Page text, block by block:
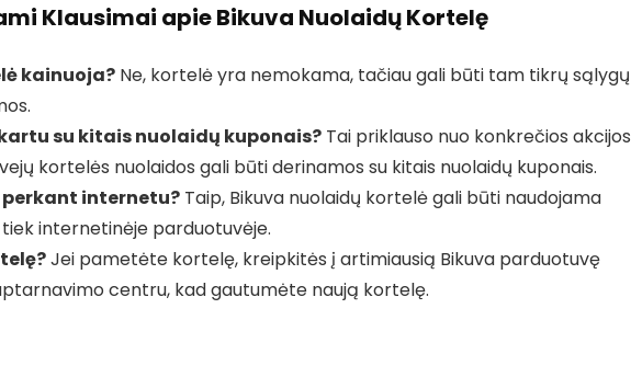
Klausimai apie Bikuva Nuolaidų Kortelę
kainuoja? Ne, kortelė yra nemokama, tačiau gali būti tam tikrų sąlygų
su kitais nuolaidų kuponais? Tai priklauso nuo konkrečios akcijos
kortelės nuolaidos gali būti derinamos su kitais nuolaidų kuponais.
internetu? Taip, Bikuva nuolaidų kortelė gali būti naudojama
internetinėje parduotuvėje.
Jei pametėte kortelę, kreipkitės į artimiausią Bikuva parduotuvę
centru, kad gautumėte naują kortelę.